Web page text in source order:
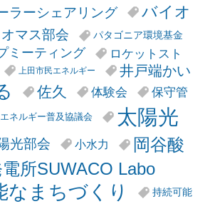
ラーシェアリング
バイオ
マス部会 パタゴニア環境基金
ミーティング
ロケットスト
上田市民エネルギー
井戸端かい
佐久 体験会
保守管
ネルギー普及協議会
太陽光
光部会 小水力
岡谷酸
所SUWACO Labo
なまちづくり 持続可能